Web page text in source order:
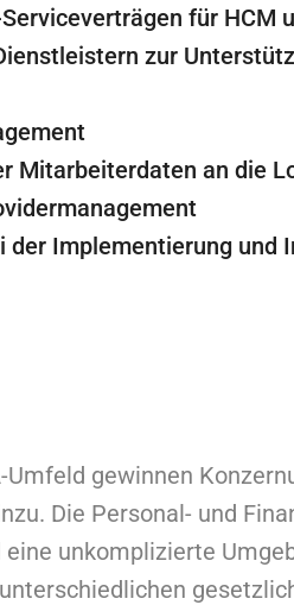
für HCM
zur
Mitarbeiterdaten an die
der Implementierung und
gewinnen
Die Personal- und
unkomplizierte